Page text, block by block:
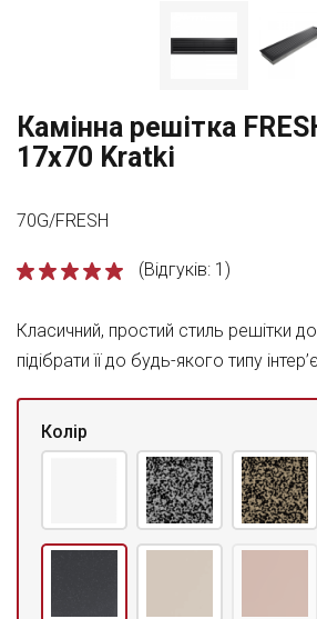
Камінна решітка
17x70 Kratki
70G/FRESH
(Відгуків: 1)
Класичний, простий стиль решітки
підібрати її до будь-якого типу
Колір